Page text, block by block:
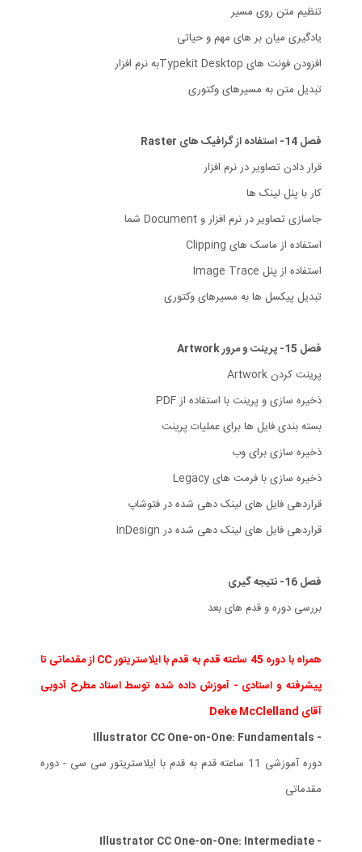
تنظیم متن روی مسیر
یادگیری میان بر های مهم و حیاتی
افزودن فونت های Typekit Desktopبه نرم افزار
تبدیل متن به مسیرهای وکتوری
فصل 14- استفاده از گرافیک های Raster
قرار دادن تصاویر در نرم افزار
کار با پنل لینک ها
جاسازی تصاویر در نرم افزار و Document شما
استفاده از ماسک های Clipping
استفاده از پنل Image Trace
تبدیل پیکسل ها به مسیرهای وکتوری
فصل 15- پرینت و مرور Artwork
پرینت کردن Artwork
ذخیره سازی و پرینت با استفاده از PDF
بسته بندی فایل ها برای عملیات پرینت
ذخیره سازی برای وب
ذخیره سازی با فرمت های Legacy
قراردهی فایل های لینک دهی شده در فتوشاپ
قراردهی فایل های لینک دهی شده در InDesign
فصل 16- نتیجه گیری
بررسی دوره و قدم های بعد
همراه با دوره 45 ساعته قدم به قدم با ایلاستریتور CC از مقدماتی تا
پیشرفته و استادی - آموزش داده شده توسط استاد مطرح آدوبی
آقای Deke McClelland
- Illustrator CC One-on-One: Fundamentals
دوره آموزشی 11 ساعته قدم به قدم با ایلاستریتور سی سی - دوره
مقدماتی
- Illustrator CC One-on-One: Intermediate